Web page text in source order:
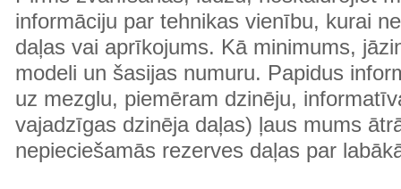
informāciju par tehnikas vienību, kurai
daļas vai aprīkojums. Kā minimums,
modeli un šasijas numuru. Papidus
uz mezglu, piemēram dzinēju,
vajadzīgas dzinēja daļas) ļaus mums
nepieciešamās rezerves daļas par